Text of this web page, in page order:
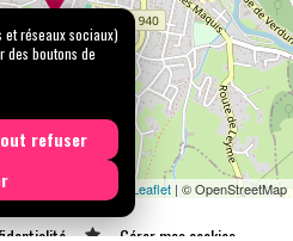
Leaflet | © OpenStreetMap
Gérer mes cookies
réseaux sociaux)
des boutons de
refuser